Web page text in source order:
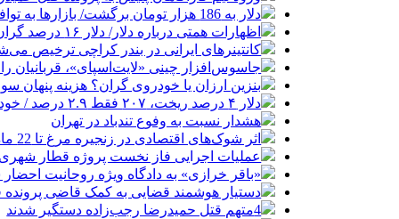
دلار به 186 هزار تومان برگشت/ بازارها به توافق احتمالی هرمز چه واکنشی نشان دادند؟
اظهارات همتی درباره دلار/ دلار ۱۶ درصد گران شده؛ این افزایش طبیعی است
کانتینرهای ایرانی در بندر کراچی ترخیص می‌شود| تخفیف ۸۰ درصدی برای
جاسوس‌افزار چینی «لایت‌اسپای»، قربانیان را در ۱۳ کشور ازجمله آمریکا
بنزین ارزان یا خودروی گران؟ هزینه
دلار ۴ درصد ریخت، ۲۰۷ فقط ۲.۹ درصد / خودرو زیر فشار دلار کوتاه می‌آید؟
هشدار نسبت به وفوع تندباد در تهران
اثر شوک‌های اقتصادی در زنجیره مرغ تا 22 ماه باقی می‌ماند
عملیات اجرایی فاز نخست پروژه قطار
«باقر خرازی» به دادگاه ویژه روحانیت
دستیار هوشمند قضایی به کمک قاضی پرونده
4متهم قتل حمیدرضا رجب‌زاده دستگیر شدند